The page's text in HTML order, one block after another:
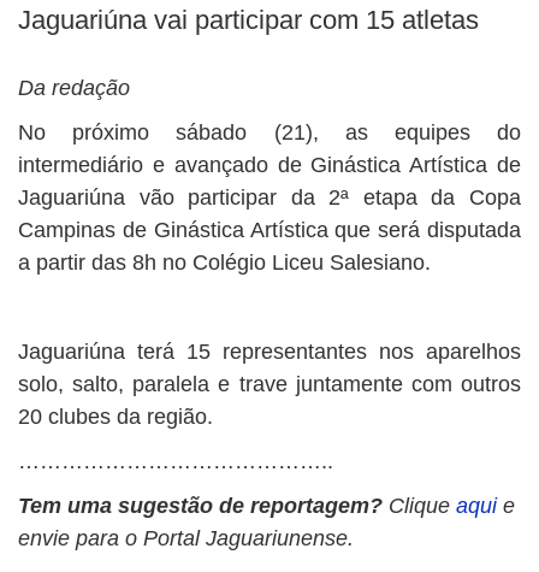
Jaguariúna vai participar com 15 atletas
Da redação
No próximo sábado (21), as equipes do
intermediário e avançado de Ginástica Artística de
Jaguariúna vão participar da 2ª etapa da Copa
Campinas de Ginástica Artística que será disputada
a partir das 8h no Colégio Liceu Salesiano.
Jaguariúna terá 15 representantes nos aparelhos
solo, salto, paralela e trave juntamente com outros
20 clubes da região.
……………………………………..
Tem uma sugestão de reportagem? Clique aqui e
envie para o Portal Jaguariunense.